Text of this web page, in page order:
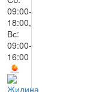
09:00-
18:00,
Вс:
09:00-
16:00